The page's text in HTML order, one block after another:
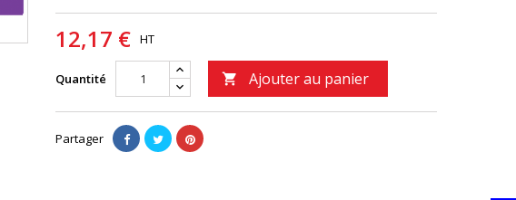
12,17 € HT
Quantité  Ajouter au panier
Partager